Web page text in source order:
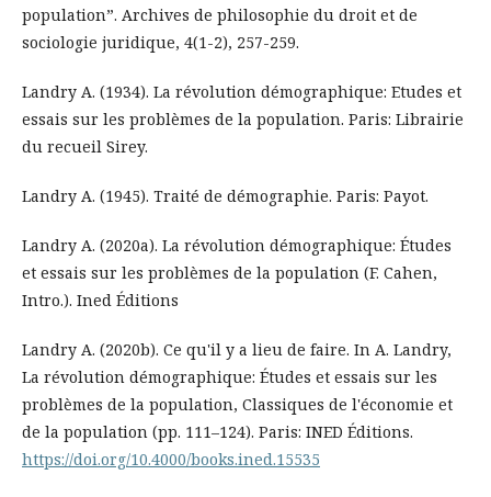
population”. Archives de philosophie du droit et de
sociologie juridique, 4(1-2), 257-259.
Landry A. (1934). La révolution démographique: Etudes et
essais sur les problèmes de la population. Paris: Librairie
du recueil Sirey.
Landry A. (1945). Traité de démographie. Paris: Payot.
Landry A. (2020a). La révolution démographique: Études
et essais sur les problèmes de la population (F. Cahen,
Intro.). Ined Éditions
Landry A. (2020b). Ce qu'il y a lieu de faire. In A. Landry,
La révolution démographique: Études et essais sur les
problèmes de la population, Classiques de l'économie et
de la population (pp. 111–124). Paris: INED Éditions.
https://doi.org/10.4000/books.ined.15535